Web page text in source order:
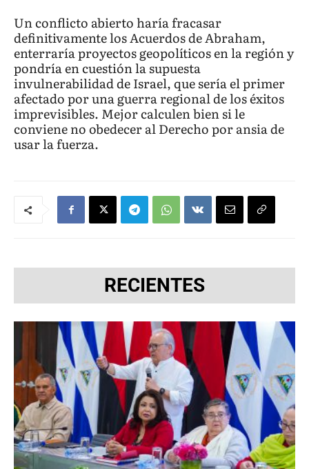
Un conflicto abierto haría fracasar
definitivamente los Acuerdos de Abraham,
enterraría proyectos geopolíticos en la región y
pondría en cuestión la supuesta
invulnerabilidad de Israel, que sería el primer
afectado por una guerra regional de los éxitos
imprevisibles. Mejor calculen bien si le
conviene no obedecer al Derecho por ansia de
usar la fuerza.
RECIENTES